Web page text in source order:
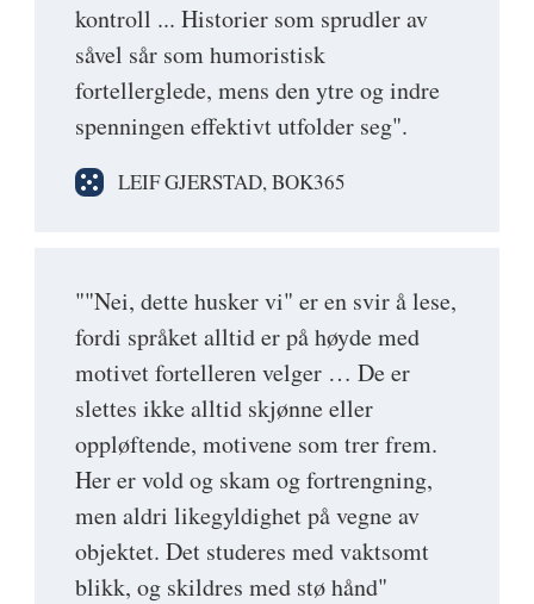
kontroll ... Historier som sprudler av
såvel sår som humoristisk
fortellerglede, mens den ytre og indre
spenningen effektivt utfolder seg".
LEIF GJERSTAD, BOK365
""Nei, dette husker vi" er en svir å lese,
fordi språket alltid er på høyde med
motivet fortelleren velger … De er
slettes ikke alltid skjønne eller
oppløftende, motivene som trer frem.
Her er vold og skam og fortrengning,
men aldri likegyldighet på vegne av
objektet. Det studeres med vaktsomt
blikk, og skildres med stø hånd"